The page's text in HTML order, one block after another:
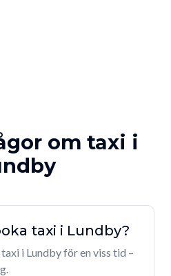
om taxi i
taxi i Lundby?
i Lundby för en viss tid –